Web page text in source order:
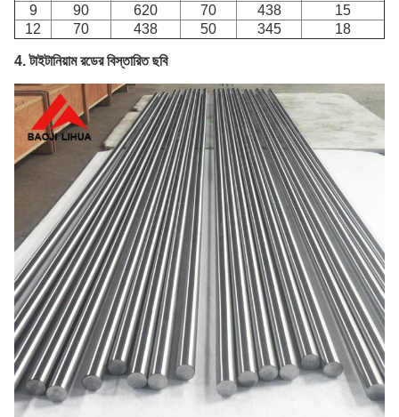
9
90 620 70 438
15
12
70 438 50 345 18
4. টাইটানিয়াম রডের বিস্তারিত ছবি